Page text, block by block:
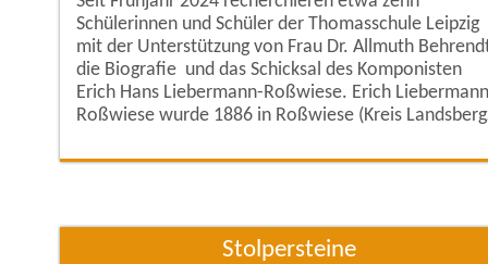
Schülerinnen und Schüler der Thomasschule Leipzig
mit der Unterstützung von Frau Dr. Allmuth
die Biografie und das Schicksal des Komponisten
Erich Hans Liebermann-Roßwiese. Erich Liebermann-
Roßwiese wurde 1886 in Roßwiese (Kreis Landsberg
der Sohn eines Rittergutsbesitzers. Der Maler Max
1907 bis
Stolpersteine